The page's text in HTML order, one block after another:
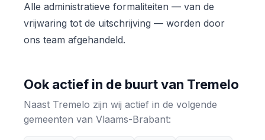
Alle administratieve formaliteiten — van de
vrijwaring tot de uitschrijving — worden door
ons team afgehandeld.
Ook actief in de buurt van Tremelo
Naast Tremelo zijn wij actief in de volgende
gemeenten van Vlaams-Brabant: